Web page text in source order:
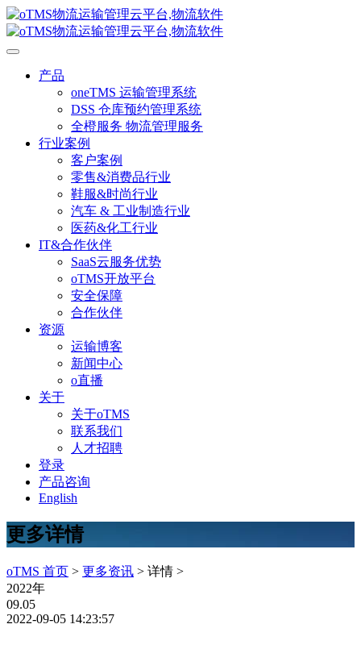
产品
oneTMS 运输管理系统
DSS 仓库预约管理系统
全橙服务 物流管理服务
行业案例
客户案例
零售&消费品行业
鞋服&时尚行业
汽车 & 工业制造行业
医药&化工行业
IT&合作伙伴
SaaS云服务优势
oTMS开放平台
安全保障
合作伙伴
资源
运输博客
新闻中心
o直播
关于
关于oTMS
联系我们
人才招聘
登录
产品咨询
English
更多详情
oTMS 首页 > 更多资讯 > 详情 >
2022年
09.05
2022-09-05 14:23:57